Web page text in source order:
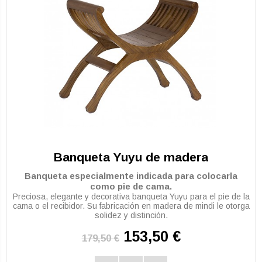
Banqueta Yuyu de madera
Banqueta especialmente indicada para colocarla
como pie de cama.
Preciosa, elegante y decorativa banqueta Yuyu para el pie de la
cama o el recibidor. Su fabricación en madera de mindi le otorga
solidez y distinción.
179,50 € 153,50 €